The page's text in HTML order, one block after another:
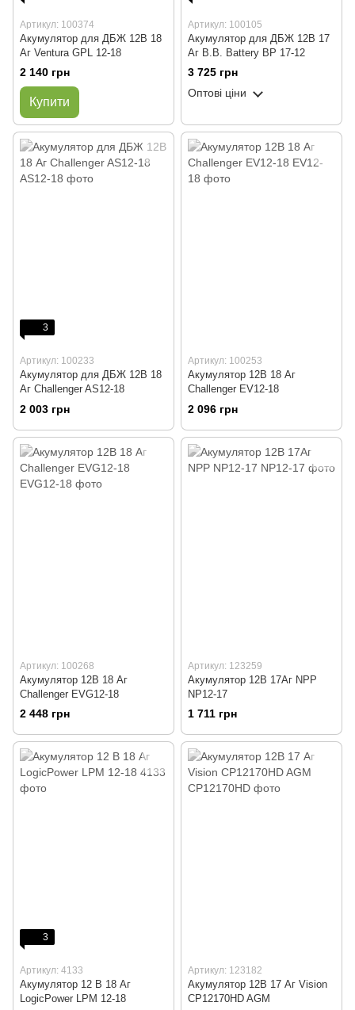
Артикул: 100374
Акумулятор для ДБЖ 12В 18
Аг Ventura GPL 12-18
2 140 грн
Купити
Артикул: 100105
Акумулятор для ДБЖ 12В 17
Аг B.B. Battery BP 17-12
3 725 грн
Оптові ціни
3
Артикул: 100233
Акумулятор для ДБЖ 12В 18
Аг Challenger AS12-18
2 003 грн
Артикул: 100253
Акумулятор 12В 18 Аг
Challenger EV12-18
2 096 грн
Артикул: 100268
Акумулятор 12В 18 Аг
Challenger EVG12-18
2 448 грн
Артикул: 123259
Акумулятор 12В 17Аг NPP
NP12-17
1 711 грн
3
Артикул: 4133
Акумулятор 12 В 18 Аг
LogicPower LPM 12-18
Артикул: 123182
Акумулятор 12В 17 Аг Vision
CP12170HD AGM